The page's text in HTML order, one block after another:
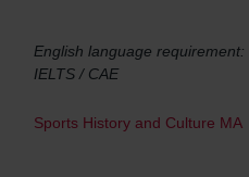
English language requirement:
IELTS / CAE
Sports History and Culture MA